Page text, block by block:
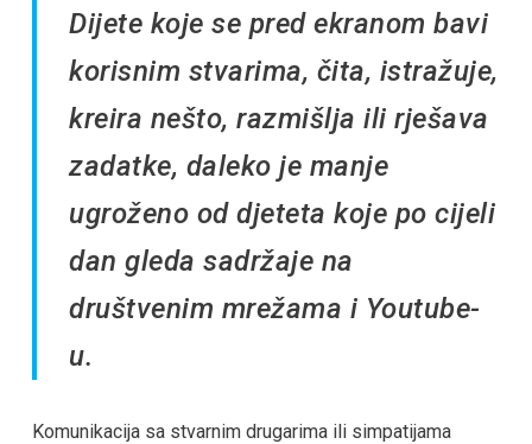
Dijete koje se pred ekranom bavi
korisnim stvarima, čita, istražuje,
kreira nešto, razmišlja ili rješava
zadatke, daleko je manje
ugroženo od djeteta koje po cijeli
dan gleda sadržaje na
društvenim mrežama i Youtube-
u.
Komunikacija sa stvarnim drugarima ili simpatijama